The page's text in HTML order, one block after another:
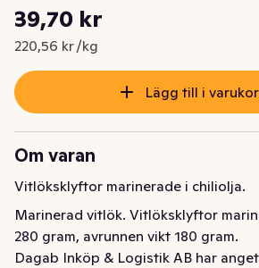
Nuvarande pris är: 39,70 kr
39,70 kr
220,56 kr /kg
Styckpris: 220,56 kr /kg
Lägg till i
Om varan
Vitlöksklyftor marinerade i chiliolja.
Marinerad vitlök. Vitlöksklyftor
280 gram, avrunnen vikt 180 gram.
Dagab Inköp & Logistik AB har